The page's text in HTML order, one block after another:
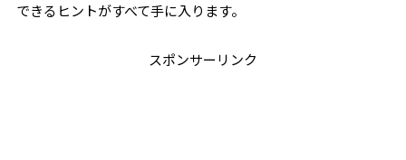
できるヒントがすべて手に入ります。
スポンサーリンク